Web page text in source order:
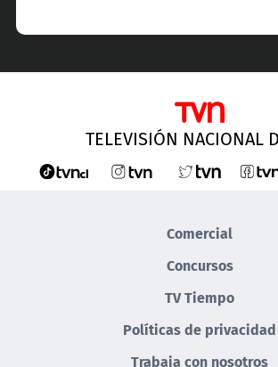
TELEVISIÓN NACIONAL
Comercial
Concursos
TV Tiempo
Políticas de privacidad
Trabaja con nosotros